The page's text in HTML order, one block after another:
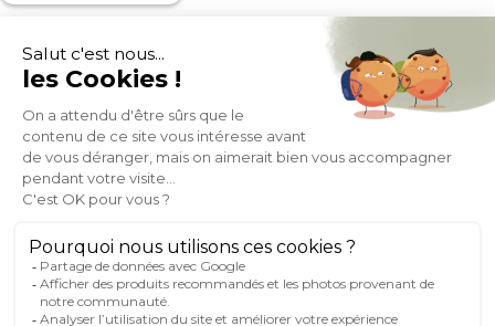
MOYENS DE PAIEMENT